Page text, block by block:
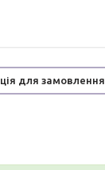
для замовлення